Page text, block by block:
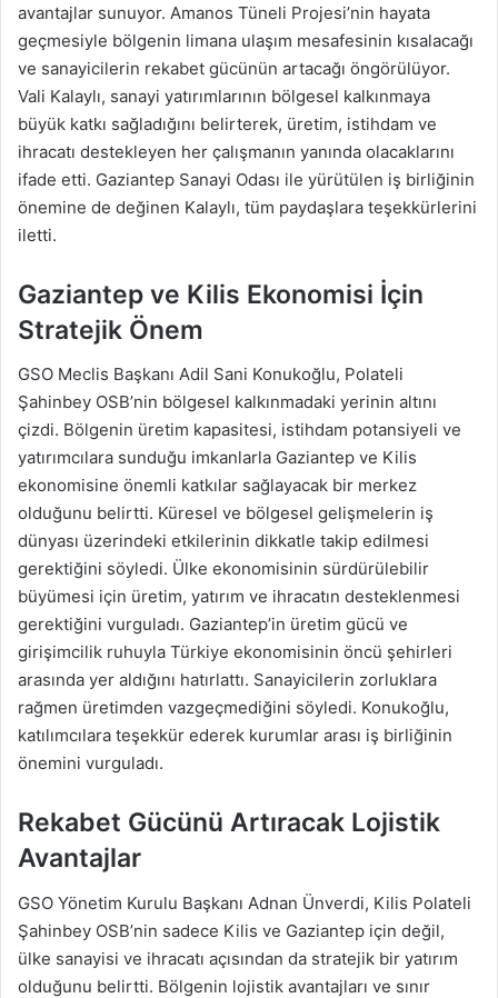
avantajlar sunuyor. Amanos Tüneli Projesi’nin hayata
geçmesiyle bölgenin limana ulaşım mesafesinin kısalacağı
ve sanayicilerin rekabet gücünün artacağı öngörülüyor.
Vali Kalaylı, sanayi yatırımlarının bölgesel kalkınmaya
büyük katkı sağladığını belirterek, üretim, istihdam ve
ihracatı destekleyen her çalışmanın yanında olacaklarını
ifade etti. Gaziantep Sanayi Odası ile yürütülen iş birliğinin
önemine de değinen Kalaylı, tüm paydaşlara teşekkürlerini
iletti.
Gaziantep ve Kilis Ekonomisi İçin
Stratejik Önem
GSO Meclis Başkanı Adil Sani Konukoğlu, Polateli
Şahinbey OSB’nin bölgesel kalkınmadaki yerinin altını
çizdi. Bölgenin üretim kapasitesi, istihdam potansiyeli ve
yatırımcılara sunduğu imkanlarla Gaziantep ve Kilis
ekonomisine önemli katkılar sağlayacak bir merkez
olduğunu belirtti. Küresel ve bölgesel gelişmelerin iş
dünyası üzerindeki etkilerinin dikkatle takip edilmesi
gerektiğini söyledi. Ülke ekonomisinin sürdürülebilir
büyümesi için üretim, yatırım ve ihracatın desteklenmesi
gerektiğini vurguladı. Gaziantep’in üretim gücü ve
girişimcilik ruhuyla Türkiye ekonomisinin öncü şehirleri
arasında yer aldığını hatırlattı. Sanayicilerin zorluklara
rağmen üretimden vazgeçmediğini söyledi. Konukoğlu,
katılımcılara teşekkür ederek kurumlar arası iş birliğinin
önemini vurguladı.
Rekabet Gücünü Artıracak Lojistik
Avantajlar
GSO Yönetim Kurulu Başkanı Adnan Ünverdi, Kilis Polateli
Şahinbey OSB’nin sadece Kilis ve Gaziantep için değil,
ülke sanayisi ve ihracatı açısından da stratejik bir yatırım
olduğunu belirtti. Bölgenin lojistik avantajları ve sınır